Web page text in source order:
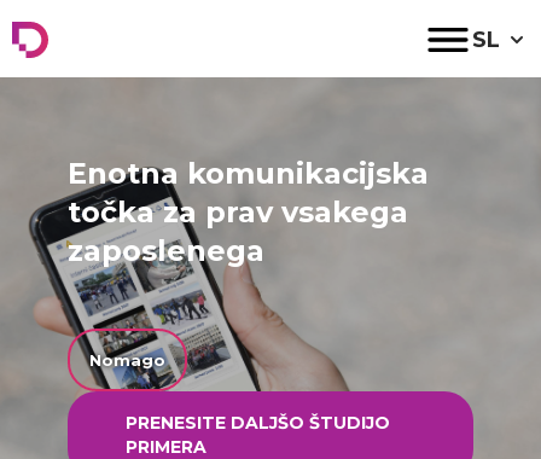
Digital Agora SL
Enotna komunikacijska
točka za prav vsakega
zaposlenega
PRENESITE DALJŠO ŠTUDIJO
PRIMERA
Nomago